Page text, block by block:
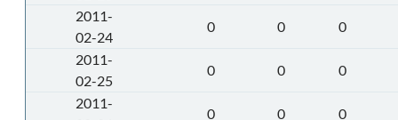
2011-
02-24
0 0
0
2011-
02-25
0 0
0
2011-
0 0
0